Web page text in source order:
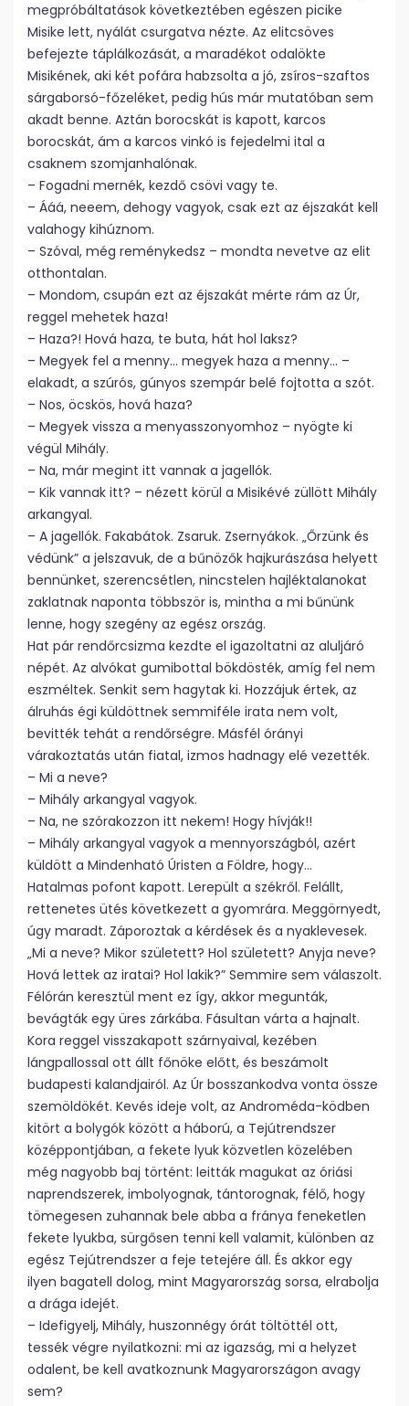
megpróbáltatások következtében egészen picike
Misike lett, nyálát csurgatva nézte. Az elitcsöves
befejezte táplálkozását, a maradékot odalökte
Misikének, aki két pofára habzsolta a jó, zsíros-szaftos
sárgaborsó-főzeléket, pedig hús már mutatóban sem
akadt benne. Aztán borocskát is kapott, karcos
borocskát, ám a karcos vinkó is fejedelmi ital a
csaknem szomjanhalónak.
– Fogadni mernék, kezdő csövi vagy te.
– Ááá, neeem, dehogy vagyok, csak ezt az éjszakát kell
valahogy kihúznom.
– Szóval, még reménykedsz – mondta nevetve az elit
otthontalan.
– Mondom, csupán ezt az éjszakát mérte rám az Úr,
reggel mehetek haza!
– Haza?! Hová haza, te buta, hát hol laksz?
– Megyek fel a menny… megyek haza a menny… –
elakadt, a szúrós, gúnyos szempár belé fojtotta a szót.
– Nos, öcskös, hová haza?
– Megyek vissza a menyasszonyomhoz – nyögte ki
végül Mihály.
– Na, már megint itt vannak a jagellók.
– Kik vannak itt? – nézett körül a Misikévé züllött Mihály
arkangyal.
– A jagellók. Fakabátok. Zsaruk. Zsernyákok. „Őrzünk és
védünk” a jelszavuk, de a bűnözők hajkurászása helyett
bennünket, szerencsétlen, nincstelen hajléktalanokat
zaklatnak naponta többször is, mintha a mi bűnünk
lenne, hogy szegény az egész ország.
Hat pár rendőrcsizma kezdte el igazoltatni az aluljáró
népét. Az alvókat gumibottal bökdösték, amíg fel nem
eszméltek. Senkit sem hagytak ki. Hozzájuk értek, az
álruhás égi küldöttnek semmiféle irata nem volt,
bevitték tehát a rendőrségre. Másfél órányi
várakoztatás után fiatal, izmos hadnagy elé vezették.
– Mi a neve?
– Mihály arkangyal vagyok.
– Na, ne szórakozzon itt nekem! Hogy hívják!!
– Mihály arkangyal vagyok a mennyországból, azért
küldött a Mindenható Úristen a Földre, hogy…
Hatalmas pofont kapott. Lerepült a székről. Felállt,
rettenetes ütés következett a gyomrára. Meggörnyedt,
úgy maradt. Záporoztak a kérdések és a nyaklevesek.
„Mi a neve? Mikor született? Hol született? Anyja neve?
Hová lettek az iratai? Hol lakik?” Semmire sem válaszolt.
Félórán keresztül ment ez így, akkor megunták,
bevágták egy üres zárkába. Fásultan várta a hajnalt.
Kora reggel visszakapott szárnyaival, kezében
lángpallossal ott állt főnöke előtt, és beszámolt
budapesti kalandjairól. Az Úr bosszankodva vonta össze
szemöldökét. Kevés ideje volt, az Androméda-ködben
kitört a bolygók között a háború, a Tejútrendszer
középpontjában, a fekete lyuk közvetlen közelében
még nagyobb baj történt: leitták magukat az óriási
naprendszerek, imbolyognak, tántorognak, félő, hogy
tömegesen zuhannak bele abba a fránya feneketlen
fekete lyukba, sürgősen tenni kell valamit, különben az
egész Tejútrendszer a feje tetejére áll. És akkor egy
ilyen bagatell dolog, mint Magyarország sorsa, elrabolja
a drága idejét.
– Idefigyelj, Mihály, huszonnégy órát töltöttél ott,
tessék végre nyilatkozni: mi az igazság, mi a helyzet
odalent, be kell avatkoznunk Magyarországon avagy
sem?